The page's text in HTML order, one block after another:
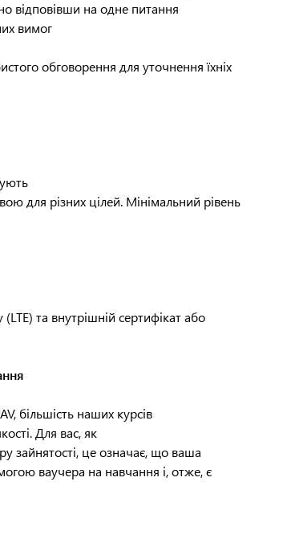
відповівши на одне питання
вимог
обговорення для уточнення їхніх
для різних цілей. Мінімальний рівень
та внутрішній сертифікат або
більшість наших курсів
Для вас, як
зайнятості, це означає, що ваша
ваучера на навчання і, отже, є